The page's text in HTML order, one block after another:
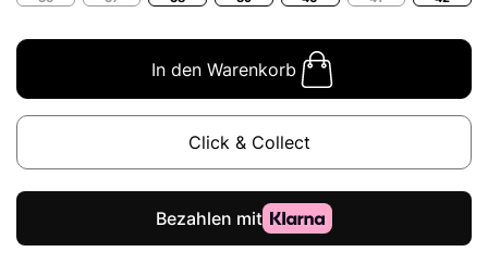
In den Warenkorb
Click & Collect